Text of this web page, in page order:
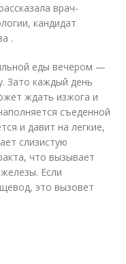
врач-
кандидат
.
еды вечером —
Зато каждый день
ждать изжога и
съеденной
и давит на легкие,
слизистую
что вызывает
Если
это вызовет